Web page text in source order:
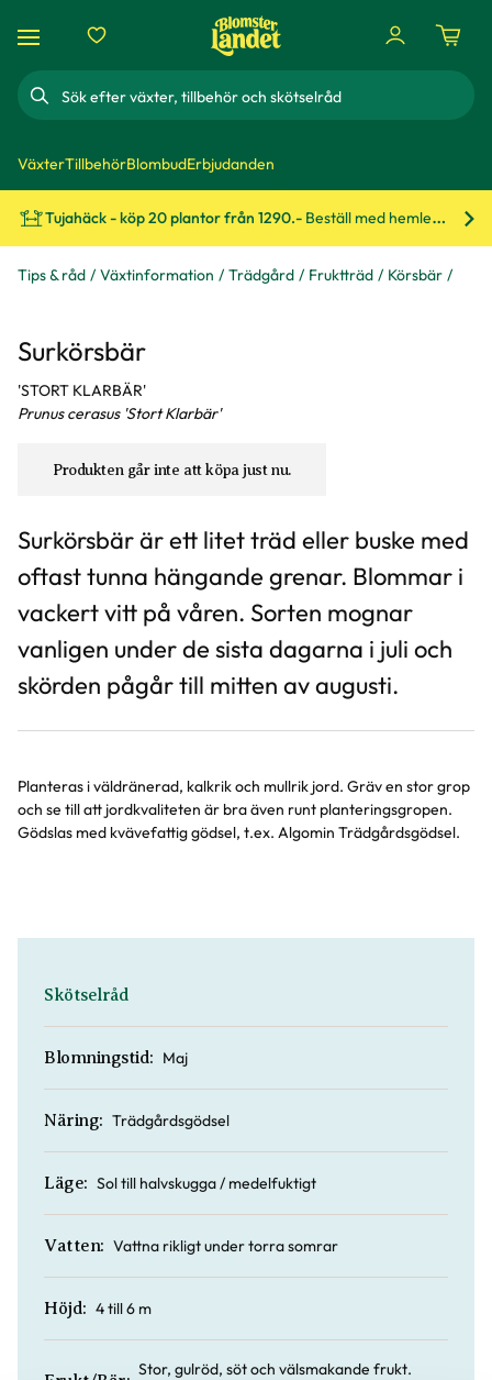
Sök
VäxterTillbehörBlombudErbjudanden
Tujahäck - köp 20 plantor från 1290.- Beställ med hemleverans!
Tips & råd Växtinformation Trädgård Fruktträd Körsbär
Surkörsbär
'STORT KLARBÄR'
Prunus cerasus 'Stort Klarbär'
Produkten går inte att köpa just nu.
Surkörsbär är ett litet träd eller buske med
oftast tunna hängande grenar. Blommar i
vackert vitt på våren. Sorten mognar
vanligen under de sista dagarna i juli och
skörden pågår till mitten av augusti.
Planteras i väldränerad, kalkrik och mullrik jord. Gräv en stor grop
och se till att jordkvaliteten är bra även runt planteringsgropen.
Gödslas med kvävefattig gödsel, t.ex. Algomin Trädgårdsgödsel.
Skötselråd
Blomningstid: Maj
Näring: Trädgårdsgödsel
Läge: Sol till halvskugga / medelfuktigt
Vatten: Vattna rikligt under torra somrar
Höjd: 4 till 6 m
Stor, gulröd, söt och välsmakande frukt.